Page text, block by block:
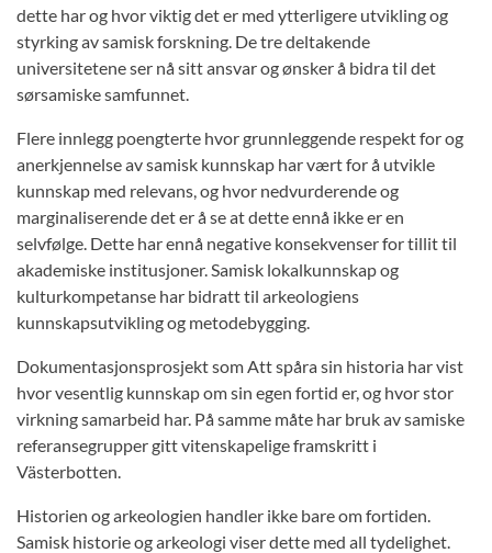
dette har og hvor viktig det er med ytterligere utvikling og
styrking av samisk forskning. De tre deltakende
universitetene ser nå sitt ansvar og ønsker å bidra til det
sørsamiske samfunnet.
Flere innlegg poengterte hvor grunnleggende respekt for og
anerkjennelse av samisk kunnskap har vært for å utvikle
kunnskap med relevans, og hvor nedvurderende og
marginaliserende det er å se at dette ennå ikke er en
selvfølge. Dette har ennå negative konsekvenser for tillit til
akademiske institusjoner. Samisk lokalkunnskap og
kulturkompetanse har bidratt til arkeologiens
kunnskapsutvikling og metodebygging.
Dokumentasjonsprosjekt som Att spåra sin historia har vist
hvor vesentlig kunnskap om sin egen fortid er, og hvor stor
virkning samarbeid har. På samme måte har bruk av samiske
referansegrupper gitt vitenskapelige framskritt i
Västerbotten.
Historien og arkeologien handler ikke bare om fortiden.
Samisk historie og arkeologi viser dette med all tydelighet.